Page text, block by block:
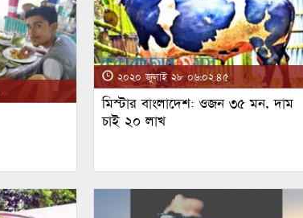
২০২০ জুলাই ২৮ ০৬:০২:৪৫
মিস্টার বাংলাদেশ: ওজন ৩৫ মন, দাম
চাই ২০ লাখ